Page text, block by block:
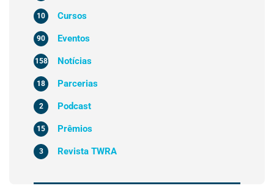
Cursos
10
Eventos
90
Notícias
158
Parcerias
18
Podcast
2
Prêmios
15
Revista TWRA
3